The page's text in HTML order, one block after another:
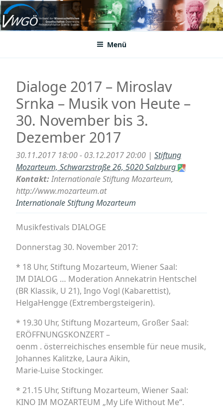
Zum
Inhalt
springenVWGÖ
Federation of Austrian Scientific Societies
Menü
Dialoge 2017 – Miroslav
Srnka – Musik von Heute –
30. November bis 3.
Dezember 2017
30.11.2017 18:00 - 03.12.2017 20:00 | Stiftung
Mozarteum, Schwarzstraße 26, 5020 Salzburg
Kontakt:Internationale Stiftung Mozarteum,
http://www.mozarteum.at
Internationale Stiftung Mozarteum
Musikfestivals DIALOGE
Donnerstag 30. November 2017:
* 18 Uhr, Stiftung Mozarteum, Wiener Saal:
IM DIALOG … Moderation Annekatrin Hentschel
(BR Klassik, U 21), Ingo Vogl (Kabarettist),
HelgaHengge (Extrembergsteigerin).
* 19.30 Uhr, Stiftung Mozarteum, Großer Saal:
ERÖFFNUNGSKONZERT –
oenm . österreichisches ensemble für neue musik,
Johannes Kalitzke, Laura Aikin,
Marie-Luise Stockinger.
* 21.15 Uhr, Stiftung Mozarteum, Wiener Saal:
KINO IM MOZARTEUM „My Life Without Me‘‘.